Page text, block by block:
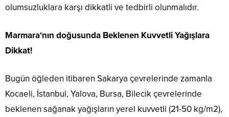
olumsuzluklara karşı dikkatli ve tedbirli olunmalıdır.
Marmara‘nın doğusunda Beklenen Kuvvetli Yağışlara
Dikkat!
Bugün öğleden itibaren Sakarya çevrelerinde zamanla
Kocaeli, İstanbul, Yalova, Bursa, Bilecik çevrelerinde
beklenen sağanak yağışların yerel kuvvetli (21-50 kg/m2),